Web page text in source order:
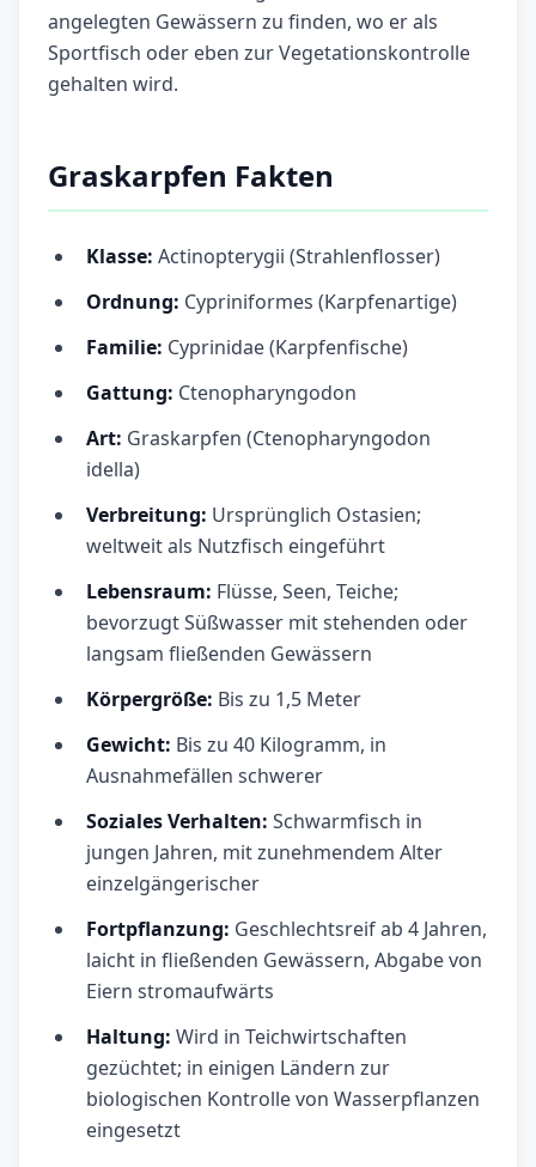
angelegten Gewässern zu finden, wo er als
Sportfisch oder eben zur Vegetationskontrolle
gehalten wird.
Graskarpfen Fakten
Klasse: Actinopterygii (Strahlenflosser)
Ordnung: Cypriniformes (Karpfenartige)
Familie: Cyprinidae (Karpfenfische)
Gattung: Ctenopharyngodon
Art: Graskarpfen (Ctenopharyngodon
idella)
Verbreitung: Ursprünglich Ostasien;
weltweit als Nutzfisch eingeführt
Lebensraum: Flüsse, Seen, Teiche;
bevorzugt Süßwasser mit stehenden oder
langsam fließenden Gewässern
Körpergröße: Bis zu 1,5 Meter
Gewicht: Bis zu 40 Kilogramm, in
Ausnahmefällen schwerer
Soziales Verhalten: Schwarmfisch in
jungen Jahren, mit zunehmendem Alter
einzelgängerischer
Fortpflanzung: Geschlechtsreif ab 4 Jahren,
laicht in fließenden Gewässern, Abgabe von
Eiern stromaufwärts
Haltung: Wird in Teichwirtschaften
gezüchtet; in einigen Ländern zur
biologischen Kontrolle von Wasserpflanzen
eingesetzt